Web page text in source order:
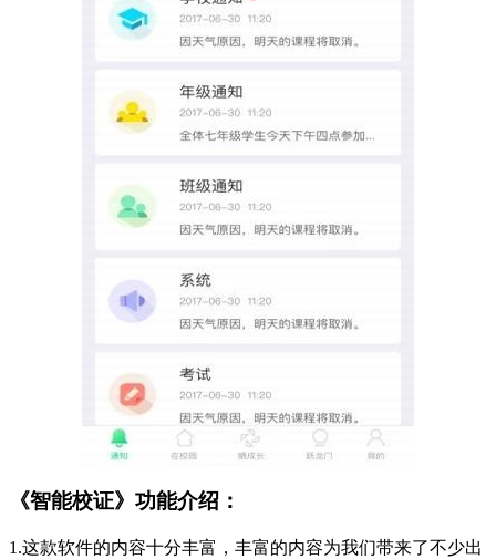
《智能校证》功能介绍：
1.这款软件的内容十分丰富，丰富的内容为我们带来了不少出